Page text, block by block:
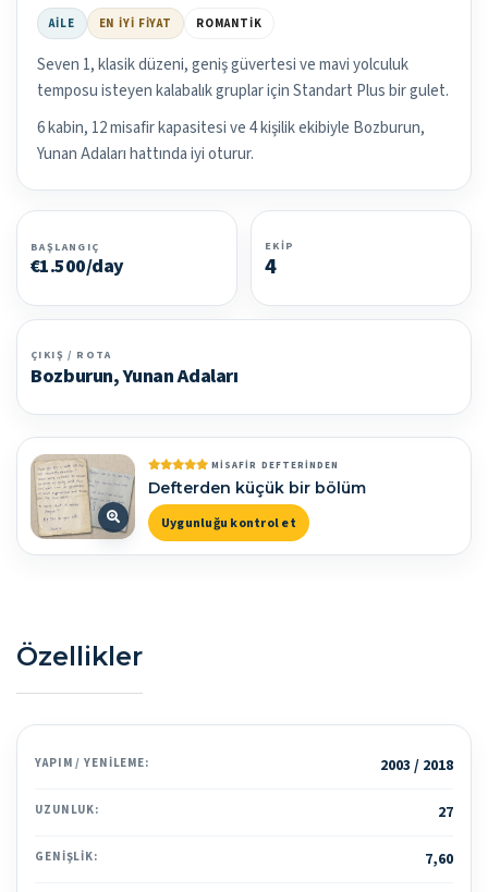
AILE EN İYI FIYAT ROMANTIK
Seven 1, klasik düzeni, geniş güvertesi ve mavi yolculuk
temposu isteyen kalabalık gruplar için Standart Plus bir gulet.
6 kabin, 12 misafir kapasitesi ve 4 kişilik ekibiyle Bozburun,
Yunan Adaları hattında iyi oturur.
BAŞLANGIÇ
€1.500/day
EKIP
4
ÇIKIŞ / ROTA
Bozburun, Yunan Adaları
MISAFIR DEFTERINDEN
Defterden küçük bir bölüm
Uygunluğu kontrol et
Özellikler
YAPIM / YENILEME: 2003 / 2018
UZUNLUK: 27
GENIŞLIK: 7,60